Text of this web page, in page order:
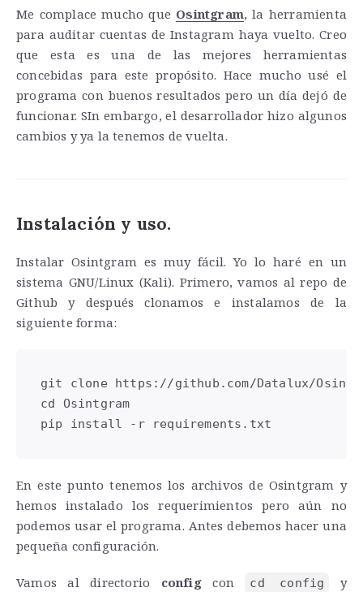
Me complace mucho que Osintgram, la herramienta
para auditar cuentas de Instagram haya vuelto. Creo
que esta es una de las mejores herramientas
concebidas para este propósito. Hace mucho usé el
programa con buenos resultados pero un día dejó de
funcionar. SIn embargo, el desarrollador hizo algunos
cambios y ya la tenemos de vuelta.
Instalación y uso.
Instalar Osintgram es muy fácil. Yo lo haré en un
sistema GNU/Linux (Kali). Primero, vamos al repo de
Github y después clonamos e instalamos de la
siguiente forma:
git clone https://github.com/Datalux/
cd Osintgram
pip install -r requirements.txt
En este punto tenemos los archivos de Osintgram y
hemos instalado los requerimientos pero aún no
podemos usar el programa. Antes debemos hacer una
pequeña configuración.
Vamos al directorio configcon cd config
y